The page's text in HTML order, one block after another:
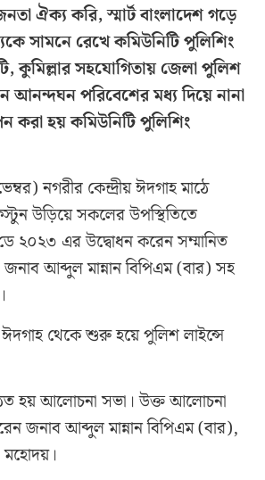
ঐক্য করি, স্মার্ট বাংলাদেশ গড়ে
সামনে রেখে কমিউনিটি পুলিশিং
কুমিল্লার সহযোগিতায় জেলা পুলিশ
পরিবেশের মধ্য দিয়ে নানা
হয় কমিউনিটি পুলিশিং
নগরীর কেন্দ্রীয় ঈদগাহ মাঠে
উড়িয়ে সকলের উপস্থিতিতে
২০২৩ এর উদ্বোধন করেন সম্মানিত
আব্দুল মান্নান বিপিএম (বার) সহ
থেকে শুরু হয়ে পুলিশ লাইন্সে
হয় আলোচনা সভা। উক্ত আলোচনা
জনাব আব্দুল মান্নান বিপিএম (বার),
মহোদয়।